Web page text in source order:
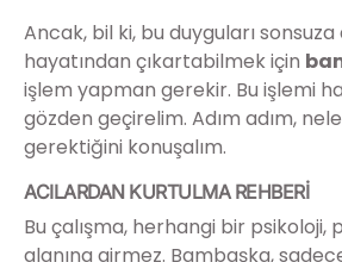
Ancak, bil ki, bu duyguları
hayatından çıkartabilmek için
işlem yapman gerekir. Bu işlemi
gözden geçirelim. Adım adım,
gerektiğini konuşalım.
ACILARDAN KURTULMA REHBERİ
Bu çalışma, herhangi bir psikoloji,
alanına girmez. Bambaşka,